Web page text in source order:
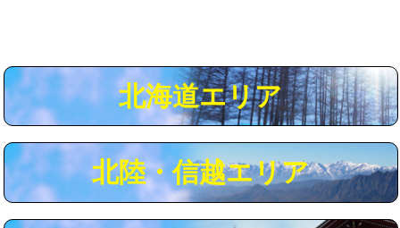
用/3ｍまで)
給水管工事※（塩ビ管（VP・HI）使
用（追加）/3ｍ超え)
+8,800円
給水管工事※（ライニング鋼管・銅
管・ポリ管・HT管使用/3ｍまで)
44,000円
給水管工事※（ライニング鋼管・銅
+8,800円
北海道エリア
北陸・信越エリア